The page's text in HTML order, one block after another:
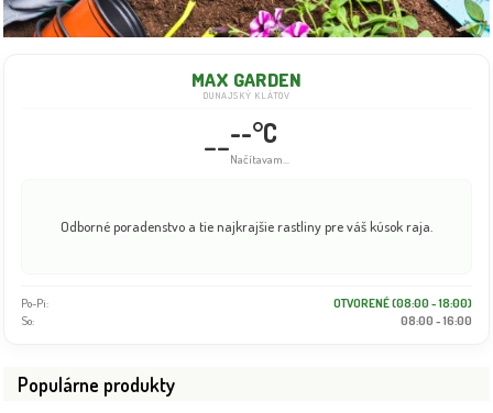
MAX GARDEN
DUNAJSKÝ KLÁTOV
--°C
Info dočasne nedostupné
Odborné poradenstvo a tie najkrajšie rastliny pre váš kúsok raja.
Po-Pi:
OTVORENÉ (08:00 - 18:00)
So:
08:00 - 16:00
Populárne produkty